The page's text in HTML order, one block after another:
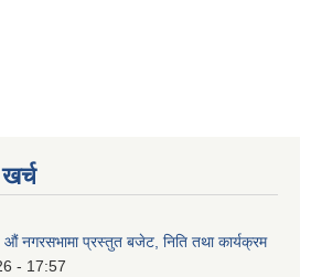
प्रस्तुत बजेट, निति तथा कार्यक्रम
- 17:57